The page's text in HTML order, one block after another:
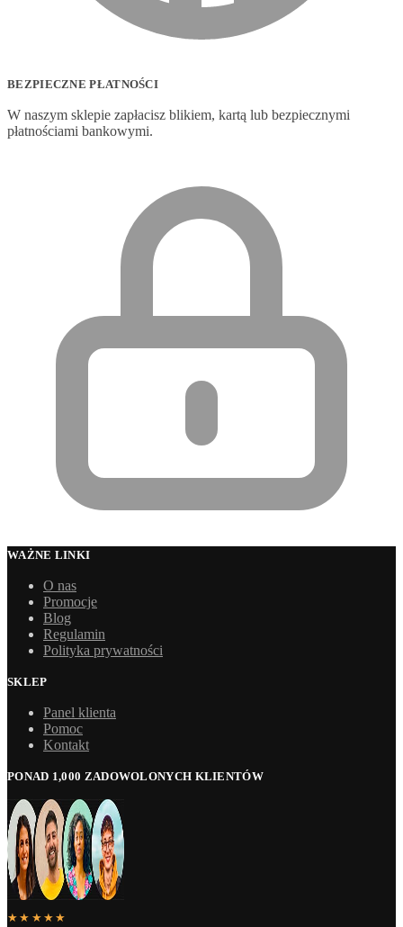
BEZPIECZNE PŁATNOŚCI
W naszym sklepie zapłacisz blikiem, kartą lub bezpiecznymi
płatnościami bankowymi.
WAŻNE LINKI
O nas
Promocje
Blog
Regulamin
Polityka prywatności
SKLEP
Panel klienta
Pomoc
Kontakt
PONAD 1,000 ZADOWOLONYCH KLIENTÓW
★★★★★